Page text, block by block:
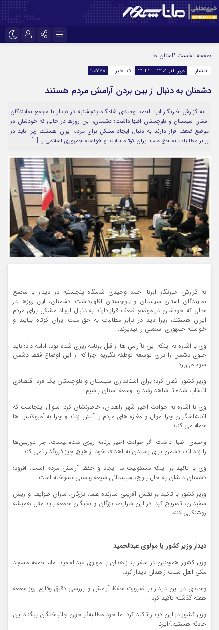
اینستاگرام
سروش
ایتا
آپارات
نام کاربری یا نشانی ایمیل
رمز عبور
مرا به خاطر بسپار
صفحه نخست *استان ها
انتشار :
مهر ۱۴, ۱۴۰۱ - ۲۱:۴۳ کد خبر : 90770
دشمنان به دنبال از بین بردن آرامش مردم هستند
به گزارش خبرنگار ایرنا احمد وحیدی شامگاه پنجشنبه در دیدار با مجمع نمایندگان
استان سیستان و بلوچستان اظهارداشت: دشمنان، این روزها در حالی که خودشان در
موضع ضعف قرار دارند به دنبال ایجاد مشکل برای مردم ایران هستند، زیرا باید در
برابر مطالبات به حق ملت ایران کوتاه بیایند و خواسته جمهوری اسلامی را […]
به گزارش خبرنگار ایرنا احمد وحیدی شامگاه پنجشنبه در دیدار با مجمع
نمایندگان استان سیستان و بلوچستان اظهارداشت: دشمنان، این روزها در
حالی که خودشان در موضع ضعف قرار دارند به دنبال ایجاد مشکل برای مردم
ایران هستند، زیرا باید در برابر مطالبات به حق ملت ایران کوتاه بیایند و
خواسته جمهوری اسلامی را بپذیرند.
وی با اشاره به اینکه این ناآرامی ها از قبل برنامه ریزی شده بود، ادامه داد: باید
جلوی دشمن را برای توسعه توطئه بگیریم چرا که از این اوضاع فقط دشمن
سود می‌برد.
وزیر کشور اذعان کرد: برای استانداری سیستان و بلوچستان یک فرد اقتصادی
انتخاب شده تا شاهد رشد و توسعه استان باشیم.
وی با اشاره به حوادث اخیر شهر زاهدان، خاطرنشان کرد: سوال اینجاست که
اغتشاشگران چرا اموال و مغازه های مردم را آتش زدند و چرا به آمبولانس ها
حمله می کنید.
وحیدی اظهار داشت: اگر حوادث اخیر برنامه ریزی شده نیست، چرا دوربین‌ها
را زده اند، دشمن برای رسیدن به اهداف خود از هیچ چیز فروگذار نمی کند.
وی با تاکید بر اینکه مسئولیت ما ایجاد و حفظ آرامش مردم است، افزود:
دشمنان دلشان به حال بلوچ، سیستانی شیعه و سنی نسوخته است.
وزیر کشور با تاکید بر نقش آفرینی سازنده علما، بزرگان، سران طوایف و ریش
سفیدان، تصریح کرد: در این شرایط، بزرگان و نخبگان جامعه باید مثل همیشه
روشنگری کنند.
دیدار وزیر کشور با مولوی عبدالحمید
وزیر کشور همچنین در سفر به زاهدان با مولوی عبدالحمید امام جمعه مسجد
مکی اهل سنت زاهدان دیدار کرد.
وحیدی در این دیدار بر ضرورت حفظ آرامش و بررسی دقیق وقایع روز جمعه
هفته گذشته تاکید کرد.
وزیر کشور در این دیدار تاکید کرد: ما خود مطالبه‌گر خون جانباختگان بیگناه این
حادثه هستیم./ایرنا